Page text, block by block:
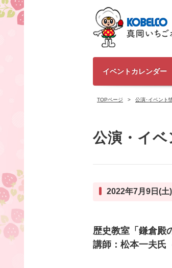
イベントカレンダー
TOPページ 公演･イベント
公演・イベ
2022年7月9日(土)
歴史教室「鎌倉殿
講師：松本一夫氏